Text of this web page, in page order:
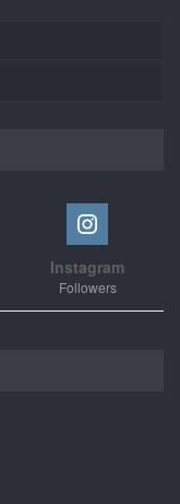
Instagram
Followers